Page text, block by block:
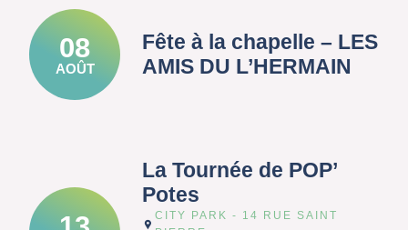
08
AOÛT
Fête à la chapelle – LES
AMIS DU L’HERMAIN
La Tournée de POP’
Potes
CITY PARK - 14 RUE SAINT